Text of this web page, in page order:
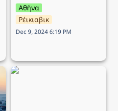
Αθήνα
Ρέικιαβικ
Dec 9, 2024 6:19 PM
Ταξίδι στο Παρίσι → 5